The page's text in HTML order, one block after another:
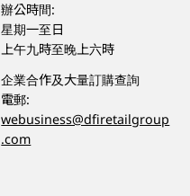
辦公時間:
星期一至日
上午九時至晚上六時
企業合作及大量訂購查詢
電郵:
webusiness@dfiretailgroup
.com